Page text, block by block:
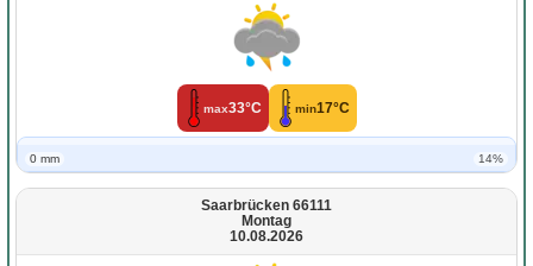
max33°C min17°C
0 mm 14%
Saarbrücken 66111
Montag
10.08.2026